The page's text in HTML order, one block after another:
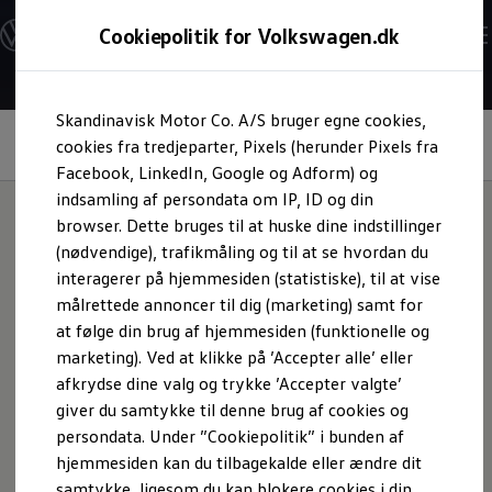
Cookiepolitik for Volkswagen.dk
Skandinavisk Motor Co. A/S bruger egne cookies,
cookies fra tredjeparter, Pixels (herunder Pixels fra
Facebook, LinkedIn, Google og Adform) og
indsamling af persondata om IP, ID og din
browser. Dette bruges til at huske dine indstillinger
(nødvendige), trafikmåling og til at se hvordan du
interagerer på hjemmesiden (statistiske), til at vise
målrettede annoncer til dig (marketing) samt for
at følge din brug af hjemmesiden (funktionelle og
marketing). Ved at klikke på ’Accepter alle’ eller
afkrydse dine valg og trykke ’Accepter valgte’
giver du samtykke til denne brug af cookies og
persondata. Under ”Cookiepolitik” i bunden af
hjemmesiden kan du tilbagekalde eller ændre dit
hovedindhold
footer
Modeller og konfigurator
Byg din Volkswagen
Alle modeller
Kend din Volkswagen
Erhvervsbiler
Værktøjskassen
ConnectedFleet
Service
California on Tour app
Elektriske biler
Elbiler
ID. Polo
ID. Cross
ID.3 Neo
ID.4
ID.5
ID.7
ID.7 Tourer
ID. Buzz
Konceptbiler
ID. EVERY1
ID. 2all & ID. GTI
Komfort- og sikkerhedsfunktioner i ID.-
softwaren
Mere afslappet på vej.
Kom sikrere frem.
ID.- softwaren hjælper dig med en række praktiske
komfort- og sikkerhedsfunktioner, der gør hverdagen
lettere og hver eneste tur i bilen mere afslappende.
Klimaanlæg, betjeningsflader og hjælpesystemer arbejder